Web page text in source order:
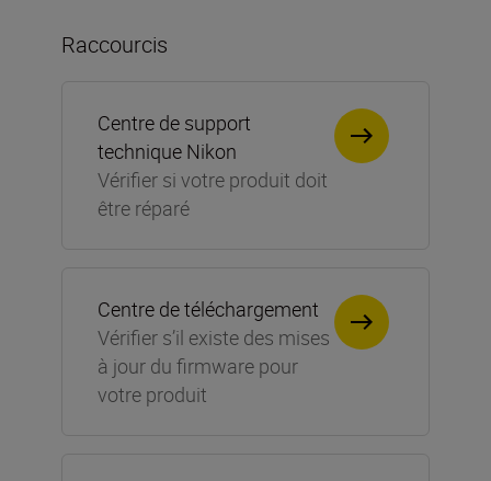
Raccourcis
Centre de support
technique Nikon
Vérifier si votre produit doit
être réparé
Centre de téléchargement
Vérifier s’il existe des mises
à jour du firmware pour
votre produit